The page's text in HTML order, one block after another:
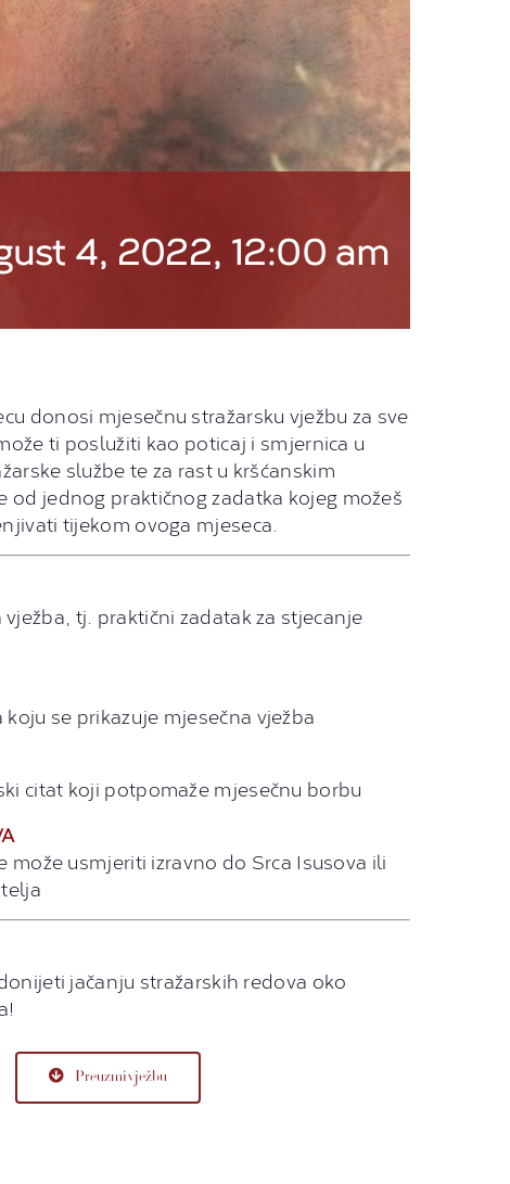
4, 2022, 12:00 am
donosi mjesečnu stražarsku vježbu za sve
ti poslužiti kao poticaj i smjernica u
službe te za rast u kršćanskim
od jednog praktičnog zadatka kojeg možeš
tijekom ovoga mjeseca.
tj. praktični zadatak za stjecanje
se prikazuje mjesečna vježba
citat koji potpomaže mjesečnu borbu
može usmjeriti izravno do Srca Isusova ili
jačanju stražarskih redova oko
Preuzmi vježbu